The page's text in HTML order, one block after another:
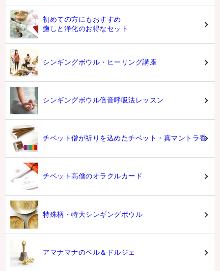
初めての方にもおすすめ
癒しと浄化のお得なセット
シンギングボウル・ヒーリング講座
シンギングボウル倍音呼吸法レッスン
チベット僧が祈りを込めたチベット・真マントラ香
チベット高僧のオラクルカード
特殊柄・特大シンギングボウル
アマナマナのベル＆ドルジェ